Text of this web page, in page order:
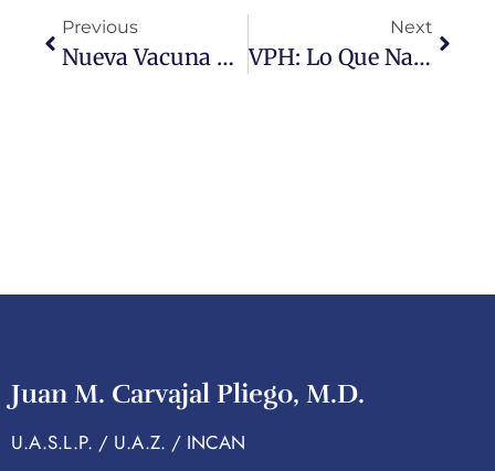
Previous
Nueva Vacuna Contra Infecciones Urinarias: ¿El Fin De Las ITUs Recurrentes?
Next
VPH: Lo Que Nadie Te Dijo Sobre El Virus Más Común
Juan M. Carvajal Pliego, M.D.
U.A.S.L.P. / U.A.Z. / INCAN